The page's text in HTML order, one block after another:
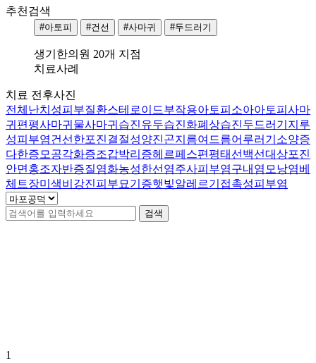
집
꾸
터
지
는
데
한
방
으
로
추천검색
#아토피 #건선 #사마귀 #두드러기
생기한의원 20개 지점
치료사례
치료 전후사진
전체 난치성피부질환스테로이드부작용아토피 소아아토피 사마
귀 편평사마귀 물사마귀 습진유두습진화폐상습진두드러기 지루
성피부염건선 한포진결절성양진곤지름여드름어루러기 소양증
다한증 모공각화증조갑박리증헤르페스편평태선 백선대상포진
안면홍조자반증질염화농성한선염주사피부염구내염 모낭염베
체트장미색비강진피부묘기증햇빛알레르기 접촉성피부염
검색
1